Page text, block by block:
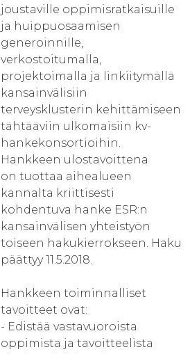
joustaville oppimisratkaisuille
ja huippuosaamisen
generoinnille,
verkostoitumalla,
projektoimalla ja linkiitymällä
kansainvälisiin
terveysklusterin kehittämiseen
tähtääviin ulkomaisiin kv-
hankekonsortioihin.
Hankkeen ulostavoittena
on tuottaa aihealueen
kannalta kriittisesti
kohdentuva hanke ESR:n
kansainvälisen yhteistyön
toiseen hakukierrokseen. Haku
päättyy 11.5.2018.
Hankkeen toiminnalliset
tavoitteet ovat:
- Edistää vastavuoroista
oppimista ja tavoitteelista